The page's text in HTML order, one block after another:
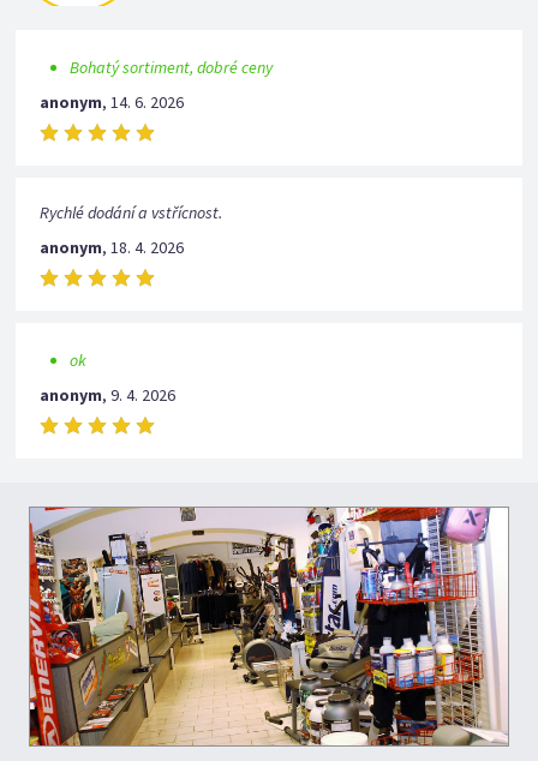
Bohatý sortiment, dobré ceny
anonym,14. 6. 2026
Rychlé dodání a vstřícnost.
anonym,18. 4. 2026
ok
anonym,9. 4. 2026